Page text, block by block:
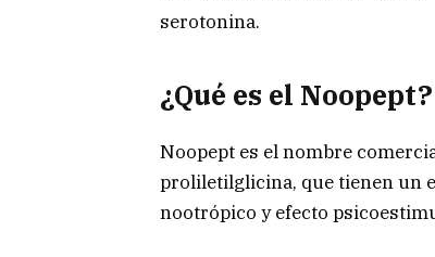
serotonina.
¿Qué es el Noopept?
Noopept es el nombre
proliletilglicina, que tienen un
nootrópico y efecto